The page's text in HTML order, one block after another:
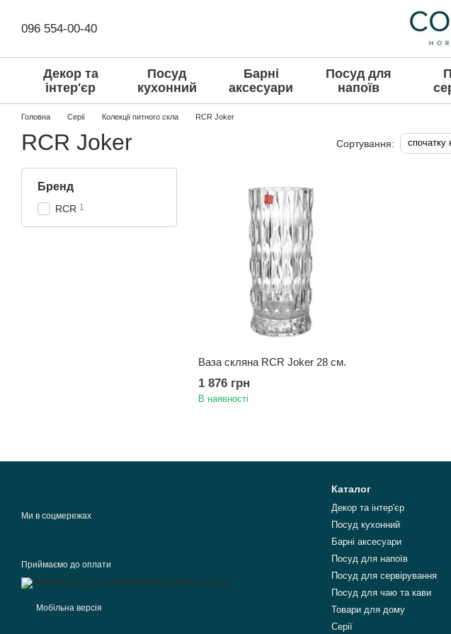
096 554-00-40
Декор та
інтер'єр
Посуд
кухонний
Барні
аксесуари
Посуд для
напоїв
Головна Серії Колекції питного скла RCR Joker
RCR Joker Сортування: спочатку
Ваза скляна RCR Joker 28 см.
1 876 грн
В наявності
Бренд
RCR 1
Ми в соцмережах
Приймаємо до оплати
Мобільна версія
Каталог
Декор та інтер'єр
Посуд кухонний
Барні аксесуари
Посуд для напоїв
Посуд для сервірування
Посуд для чаю та кави
Товари для дому
Серії